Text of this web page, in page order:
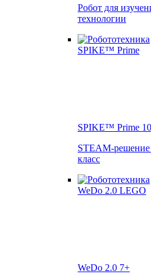
Робот для
технологии
SPIKE™ Prime
STEAM-
класс
WeDo 2.0 7+